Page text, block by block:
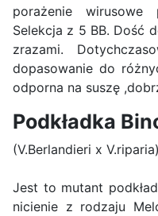
porażenie wirusowe
Selekcja z 5 BB. Dość
zrazami.
dopasowanie do
odporna na suszę
Podkładka
(V.Berlandieri x V.riparia)
Jest to mutant
nicienie z rodzaju